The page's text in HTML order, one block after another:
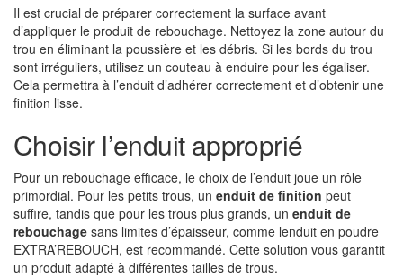
Il est crucial de préparer correctement la surface avant
d’appliquer le produit de rebouchage. Nettoyez la zone autour du
trou en éliminant la poussière et les débris. Si les bords du trou
sont irréguliers, utilisez un couteau à enduire pour les égaliser.
Cela permettra à l’enduit d’adhérer correctement et d’obtenir une
finition lisse.
Choisir l’enduit approprié
Pour un rebouchage efficace, le choix de l’enduit joue un rôle
primordial. Pour les petits trous, un enduit de finition peut
suffire, tandis que pour les trous plus grands, un enduit de
rebouchage sans limites d’épaisseur, comme lenduit en poudre
EXTRA’REBOUCH, est recommandé. Cette solution vous garantit
un produit adapté à différentes tailles de trous.